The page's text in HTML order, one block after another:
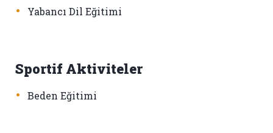
• Yabancı Dil Eğitimi
Sportif Aktiviteler
• Beden Eğitimi